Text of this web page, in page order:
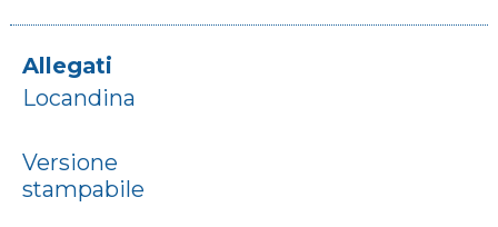
Allegati
Locandina
Versione
stampabile